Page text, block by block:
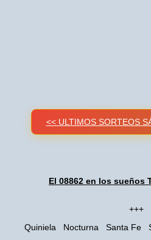
<< ULTIMOS SORTEOS
El 08862 en los sueños
+++
Quiniela Nocturna Santa Fe